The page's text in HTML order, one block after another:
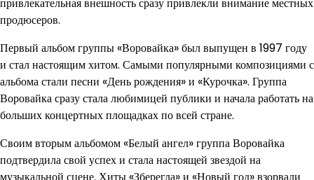
продюсеров.
Первый альбом группы «Воровайка» был выпущен в 1997 году
и стал настоящим хитом. Самыми популярными композициями с
альбома стали песни «День рождения» и «Курочка». Группа
Воровайка сразу стала любимицей публики и начала работать на
больших концертных площадках по всей стране.
Своим вторым альбомом «Белый ангел» группа Воровайка
подтвердила свой успех и стала настоящей звездой на
музыкальной сцене. Хиты «Зберегла» и «Новый год» взорвали